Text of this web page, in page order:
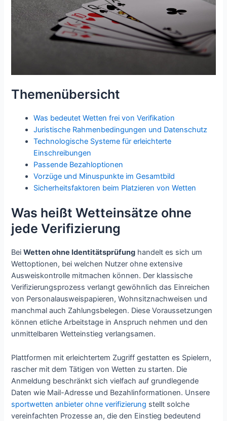
Themenübersicht
Was bedeutet Wetten frei von Verifikation
Juristische Rahmenbedingungen und Datenschutz
Technologische Systeme für erleichterte
Einschreibungen
Passende Bezahloptionen
Vorzüge und Minuspunkte im Gesamtbild
Sicherheitsfaktoren beim Platzieren von Wetten
Was heißt Wetteinsätze ohne
jede Verifizierung
BeiWetten ohne Identitätsprüfung handelt es sich um
Wettoptionen, bei welchen Nutzer ohne extensive
Ausweiskontrolle mitmachen können. Der klassische
Verifizierungsprozess verlangt gewöhnlich das Einreichen
von Personalausweispapieren, Wohnsitznachweisen und
manchmal auch Zahlungsbelegen. Diese Voraussetzungen
können etliche Arbeitstage in Anspruch nehmen und den
unmittelbaren Wetteinstieg verlangsamen.
Plattformen mit erleichtertem Zugriff gestatten es Spielern,
rascher mit dem Tätigen von Wetten zu starten. Die
Anmeldung beschränkt sich vielfach auf grundlegende
Daten wie Mail-Adresse und Bezahlinformationen. Unsere
sportwetten anbieter ohne verifizierung stellt solche
vereinfachten Prozesse an, die den Einstieg bedeutend